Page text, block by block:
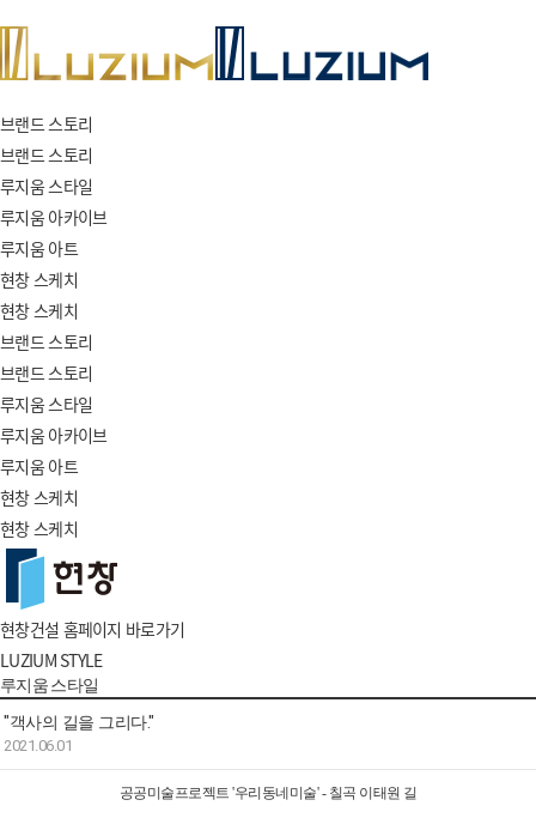
브랜드 스토리
브랜드 스토리
루지움 스타일
루지움 아카이브
루지움 아트
현창 스케치
현창 스케치
브랜드 스토리
브랜드 스토리
루지움 스타일
루지움 아카이브
루지움 아트
현창 스케치
현창 스케치
현창건설 홈페이지 바로가기
LUZIUM STYLE
루지움 스타일
"객사의 길을 그리다."
2021.06.01
공공미술프로젝트 '우리동네미술' - 칠곡 이태원 길